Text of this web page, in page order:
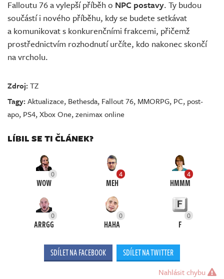
Falloutu 76 a vylepší příběh o NPC postavy. Ty budou
součástí i nového příběhu, kdy se budete setkávat
a komunikovat s konkurenčními frakcemi, přičemž
prostřednictvím rozhodnutí určíte, kdo nakonec skončí
na vrcholu.
Zdroj:TZ
Tagy:Aktualizace, Bethesda, Fallout 76, MMORPG, PC, post-
apo, PS4,Xbox One,zenimax online
LÍBIL SE TI ČLÁNEK?
0
WOW
4
MEH
4
HMMM
0
ARRGG
0
HAHA
0
F
SDÍLET NA FACEBOOK SDÍLET NA TWITTER
Nahlásit chybu